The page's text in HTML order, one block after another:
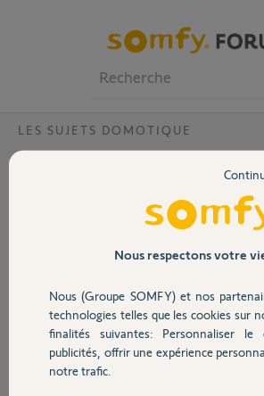
Volet
Sécurité
Domotique
LES SUJETS DOMOTIQUE
Tahoma déconnectée svp
Ma Tahoma qui a pour PIN: 1227-6594-5566
n’arrive plus à me servir de la domotique
de celle-ci. Pouvez-vous faire le nécessaire svp?
Merci,
Florian V.
il y a environ 2 ans
Participer au fil de
Nous respectons votre
Nous (Groupe SOMFY) et nos
technologies telles que les cookies sur
finalités suivantes: Personnaliser
publicités, offrir une expérience
notre trafic.